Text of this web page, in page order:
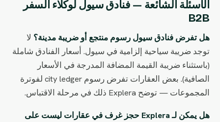
الأسئلة الشائعة — فنادق سيول لوكلاء السفر
B2B
هل تفرض فنادق سيول رسوم منتجع أو ضريبة مدينة؟ لا
توجد ضريبة سياحية إلزامية في سيول. أسعار الفنادق شاملة
(باستثناء ضريبة القيمة المضافة المدرجة في الأسعار
الصافية). بعض العقارات تفرض رسوم city ledger لفوترة
المجموعات — توضح Explera ذلك في مرحلة الاقتباس.
هل يمكن لـ Explera حجز غرف في عقارات ليست على